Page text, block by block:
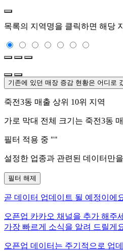
목록의 지역명을 클릭하면 해당
기존에 있던 매장 증감 현황은 어디로
죽전3동 매출 상위 10위 지역
가로 막대 전체 크기는 죽전3동
필터 적용 중 ""
설정한 업종과 관련된 데이터만
필터 해제
곧 데이터 업데이트 될 예정이에
오픈업 카카오 채널을 추가 해주
가장 빠르게 소식을 알려 드릴게
오픈업 데이터는 주기적으로 업